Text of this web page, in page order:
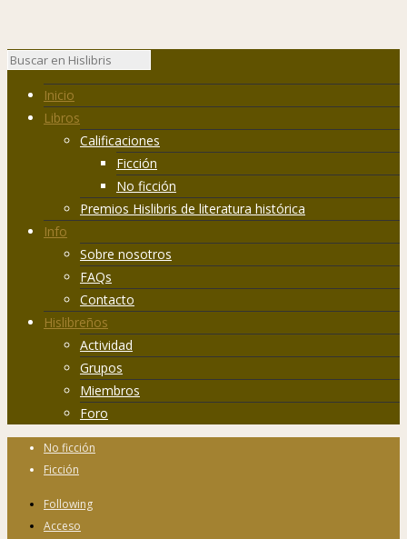
Inicio
Libros
Calificaciones
Ficción
No ficción
Premios Hislibris de literatura histórica
Info
Sobre nosotros
FAQs
Contacto
Hislibreños
Actividad
Grupos
Miembros
Foro
No ficción
Ficción
Following
Acceso